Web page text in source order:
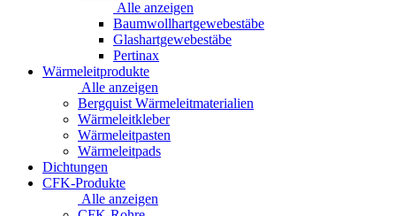
Alle anzeigen
Baumwollhartgewebestäbe
Glashartgewebestäbe
Pertinax
Wärmeleitprodukte
Alle anzeigen
Bergquist Wärmeleitmaterialien
Wärmeleitkleber
Wärmeleitpasten
Wärmeleitpads
Dichtungen
CFK-Produkte
Alle anzeigen